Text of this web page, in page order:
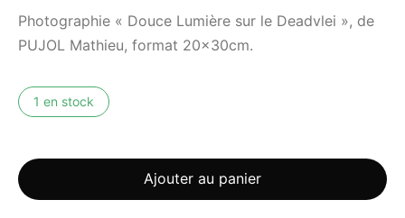
Photographie « Douce Lumière sur le Deadvlei », de
PUJOL Mathieu, format 20x30cm.
1 en stock
Ajouter au panier